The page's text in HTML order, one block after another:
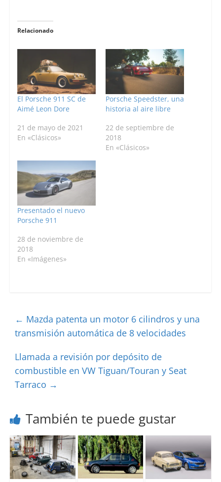
Relacionado
El Porsche 911 SC de
Aimé Leon Dore
21 de mayo de 2021
En «Clásicos»
Porsche Speedster, una
historia al aire libre
22 de septiembre de
2018
En «Clásicos»
Presentado el nuevo
Porsche 911
28 de noviembre de
2018
En «Imágenes»
← Mazda patenta un motor 6 cilindros y una
transmisión automática de 8 velocidades
Llamada a revisión por depósito de
combustible en VW Tiguan/Touran y Seat
Tarraco →
También te puede gustar